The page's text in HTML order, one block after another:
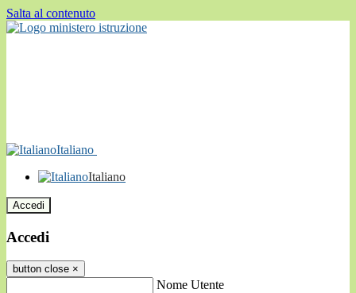
Salta al contenuto
Italiano
Italiano
Accedi
Accedi
button close ×
Nome Utente